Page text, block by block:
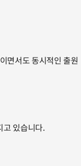
면서도 동시적인 출원
고 있습니다.